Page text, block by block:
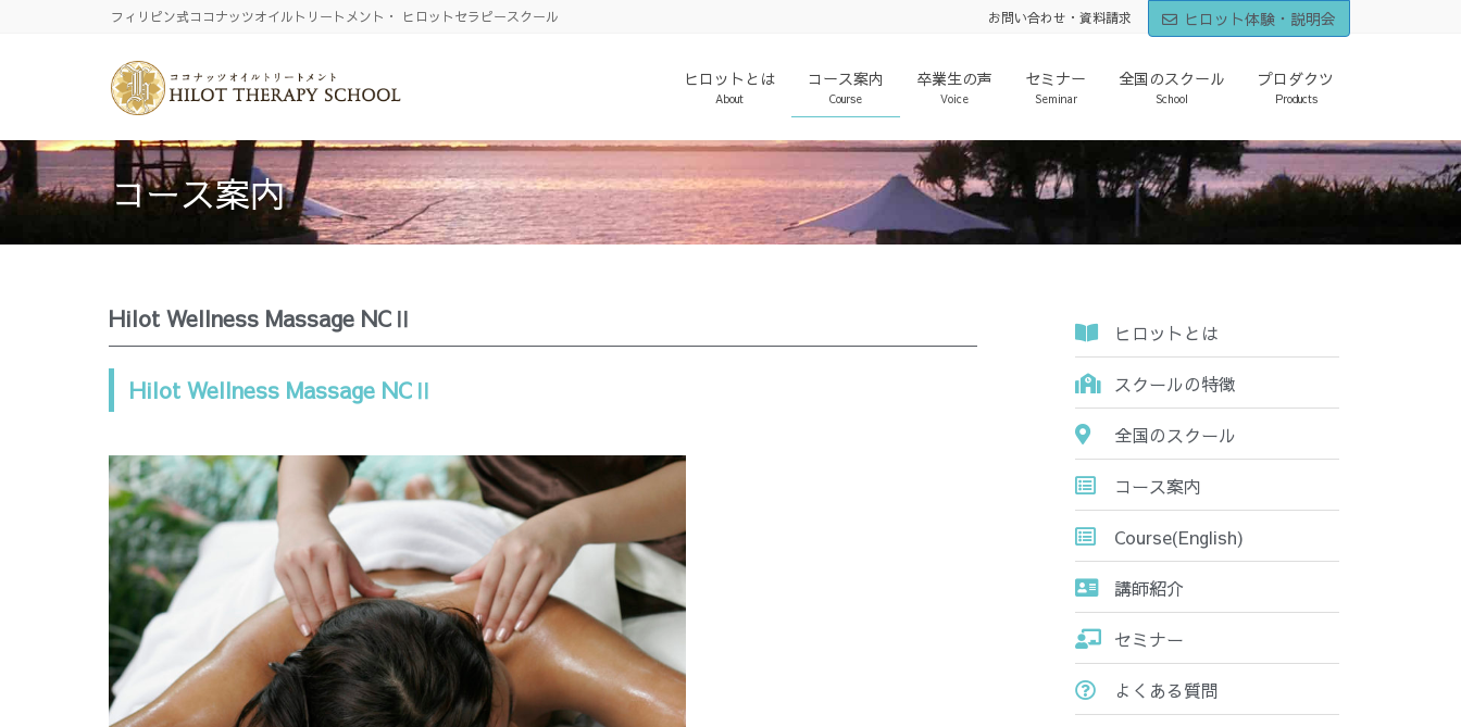
フィリピン式ココナッツオイルトリートメント・ ヒロットセラピースクール お問い合わせ・資料請求 ヒロット体験・説明会
ヒロットとは
About
コース案内
Course
卒業生の声
Voice
セミナー
Seminar
全国のスクール
School
プロダクツ
Products
コース案内
Hilot Wellness Massage NCⅡ
Hilot Wellness Massage NCⅡ
ヒロットとは
スクールの特徴
全国のスクール
コース案内
Course(English)
講師紹介
セミナー
よくある質問